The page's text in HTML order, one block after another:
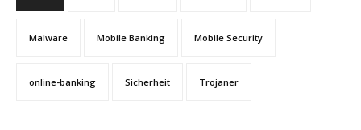
Malware Mobile Banking Mobile Security
online-banking Sicherheit Trojaner